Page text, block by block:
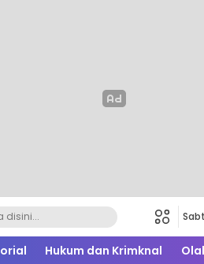
Hukum dan Krimknal